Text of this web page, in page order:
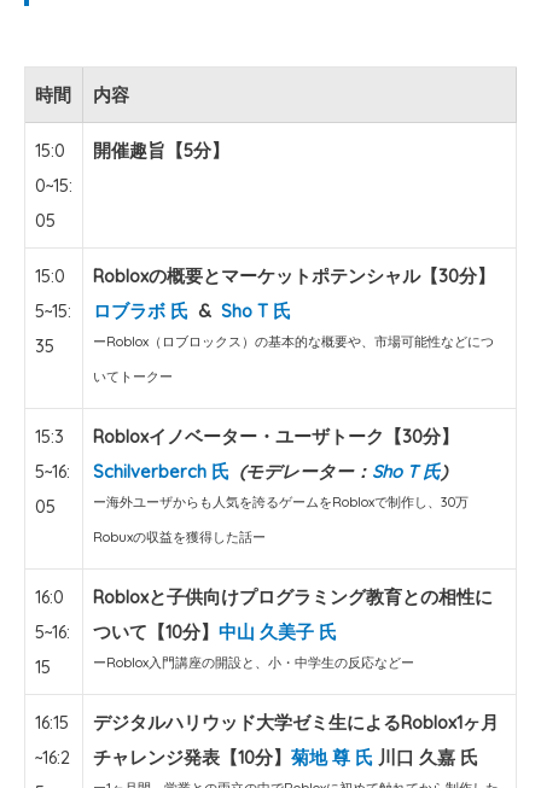
時間 内容
15:0
0~15:
05
開催趣旨【5分】
15:0
5~15:
35
Robloxの概要とマーケットポテンシャル【30分】
ロブラボ 氏 & Sho T 氏
ーRoblox（ロブロックス）の基本的な概要や、市場可能性などにつ
いてトークー
15:3
5~16:
05
Robloxイノベーター・ユーザトーク【30分】
Schilverberch 氏 (モデレーター： Sho T 氏)
ー海外ユーザからも人気を誇るゲームをRobloxで制作し、30万
Robuxの収益を獲得した話ー
16:0
5~16:
15
Robloxと子供向けプログラミング教育との相性に
ついて【10分】 中山 久美子 氏
ーRoblox入門講座の開設と、小・中学生の反応などー
16:15
~16:2
デジタルハリウッド大学ゼミ生によるRoblox1ヶ月
チャレンジ発表【10分】 菊地 尊 氏 川口 久嘉 氏